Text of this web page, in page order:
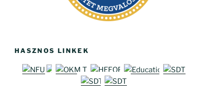
HASZNOS LINKEK